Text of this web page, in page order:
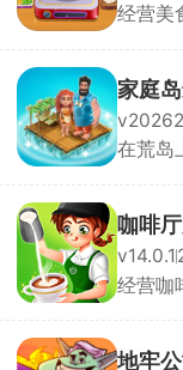
经营美
家庭
在荒岛
咖啡
Panic)
v14.0.1
经营咖
地牢